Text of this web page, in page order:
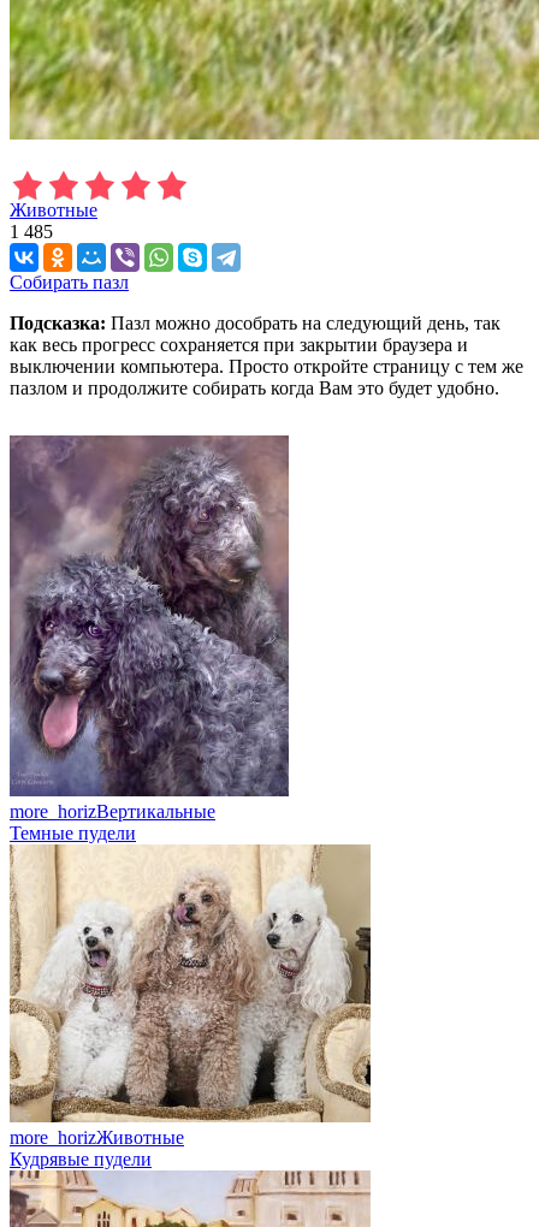
Животные
1 485
Собирать пазл
Подсказка: Пазл можно дособрать на следующий день, так
как весь прогресс сохраняется при закрытии браузера и
выключении компьютера. Просто откройте страницу с тем же
пазлом и продолжите собирать когда Вам это будет удобно.
more_horizВертикальные
Темные пудели
more_horizЖивотные
Кудрявые пудели